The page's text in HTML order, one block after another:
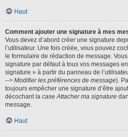
Haut
Comment ajouter une signature à mes
Vous devez d’abord créer une signature
l’utilisateur. Une fois créée, vous pouvez
le formulaire de rédaction de message.
signature par défaut à tous vos messages
signature » à partir du panneau de
--> Modifier les préférences de message).
toujours empêcher une signature d’être
décochant la caseAttacher ma signature
message.
Haut